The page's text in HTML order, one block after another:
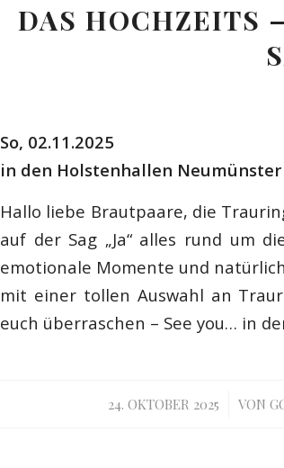
DAS HOCHZEITS
So, 02.11.2025
in den Holstenhallen Neumünster
Hallo liebe Brautpaare, die
auf der Sag „Ja“ alles rund um
emotionale Momente und natürlich
mit einer tollen Auswahl an
euch überraschen – See you… in
24. OKTOBER 2025
/ VON